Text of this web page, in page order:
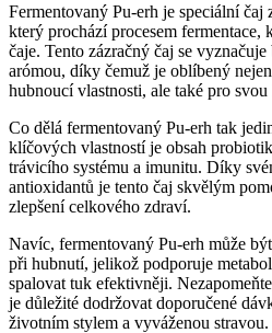
Fermentovaný Pu-erh je speciální čaj
který prochází procesem fermentace,
čaje. Tento zázračný čaj se
arómou, díky čemuž je oblíbený
hubnoucí vlastnosti, ale také pro svou
Co dělá fermentovaný Pu-erh tak
klíčových vlastností je obsah
trávicího systému a imunitu. Díky
antioxidantů je tento čaj skvělým
zlepšení celkového zdraví.
Navíc, fermentovaný Pu-erh může
při hubnutí, jelikož podporuje
spalovat tuk efektivněji.
je důležité dodržovat doporučené
životním stylem a vyváženou stravou.